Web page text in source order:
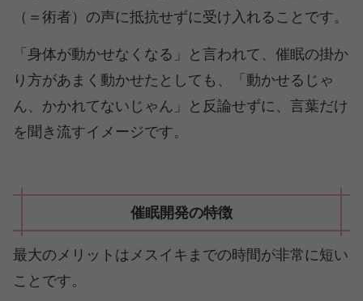
（＝術者）の声に抵抗せずに受け入れることです。
「身体が動かせなくなる」と言われて、催眠の掛か
り方があまく動かせたとしても、「動かせるじゃ
ん、かかれてないじゃん」と反論せずに、言葉だけ
を聞き流すイメージです。
催眠開発の特徴
最大のメリットはメスイキまでの時間が非常に短い
ことです。